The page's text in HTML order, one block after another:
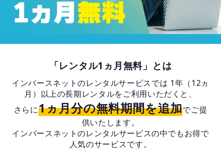
タブレットレンタル（iPad）
Windows 11移行
よくある質問
「レンタル1ヵ月無料」とは
インバースネットのレンタルサービスでは 1年（12ヵ
月）以上の長期レンタルをご利用いただくと、
さらに1ヵ月分の無料期間を追加でご提
供いたします。
インバースネットのレンタルサービスの中でもお得で
人気のサービスです。